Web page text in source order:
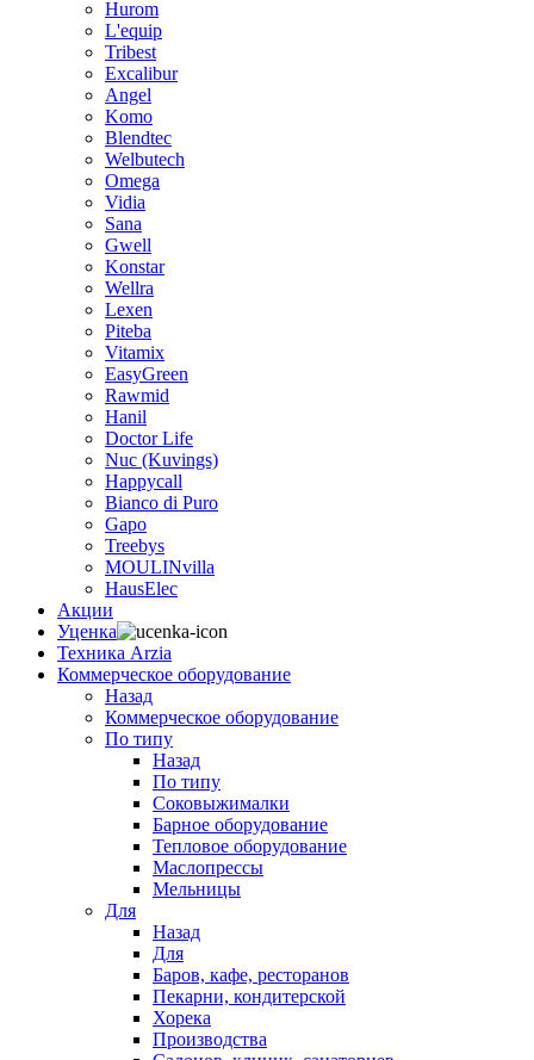
Hurom
L'equip
Tribest
Excalibur
Angel
Komo
Blendtec
Welbutech
Omega
Vidia
Sana
Gwell
Konstar
Wellra
Lexen
Piteba
Vitamix
EasyGreen
Rawmid
Hanil
Doctor Life
Nuc (Kuvings)
Happycall
Bianco di Puro
Gapo
Treebys
MOULINvilla
HausElec
Акции
Уценка
Техника Arzia
Коммерческое оборудование
Назад
Коммерческое оборудование
По типу
Назад
По типу
Соковыжималки
Барное оборудование
Тепловое оборудование
Маслопрессы
Мельницы
Для
Назад
Для
Баров, кафе, ресторанов
Пекарни, кондитерской
Хорека
Производства